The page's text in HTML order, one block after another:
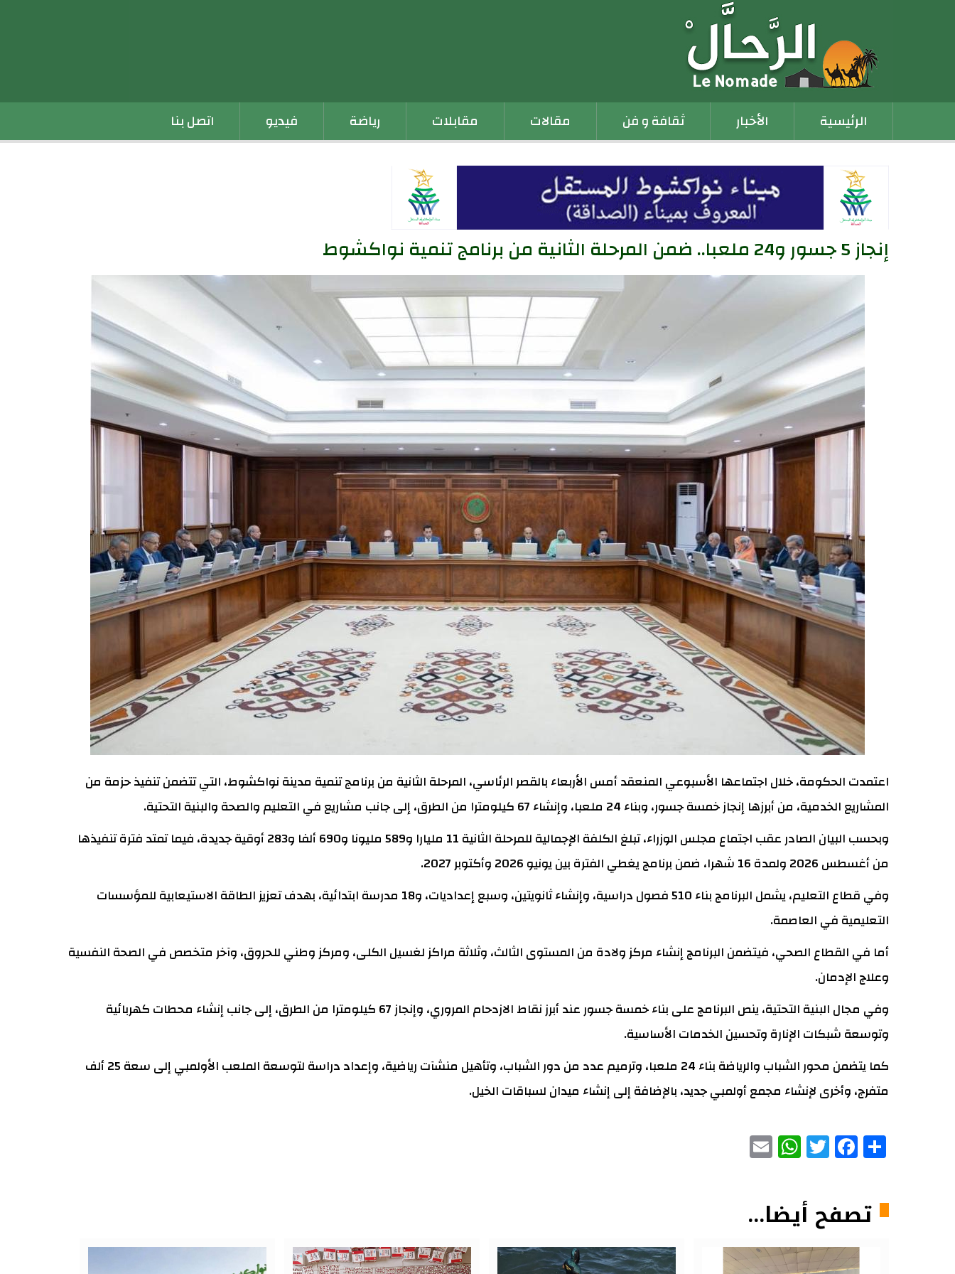
Main
navigation
الرئيسية الأخبار ثقافة و فن مقالات مقابلات رياضة فيديو اتصل بنا
إنجاز 5 جسور و24 ملعبا.. ضمن المرحلة الثانية من برنامج تنمية نواكشوط
اعتمدت الحكومة، خلال اجتماعها الأسبوعي المنعقد أمس الأربعاء بالقصر الرئاسي، المرحلة الثانية من برنامج تنمية مدينة نواكشوط، التي تتضمن تنفيذ حزمة من
المشاريع الخدمية، من أبرزها إنجاز خمسة جسور، وبناء 24 ملعبا، وإنشاء 67 كيلومترا من الطرق، إلى جانب مشاريع في التعليم والصحة والبنية التحتية.
وبحسب البيان الصادر عقب اجتماع مجلس الوزراء، تبلغ الكلفة الإجمالية للمرحلة الثانية 11 مليارا و589 مليونا و690 ألفا و283 أوقية جديدة، فيما تمتد فترة تنفيذها
من أغسطس 2026 ولمدة 16 شهرا، ضمن برنامج يغطي الفترة بين يونيو 2026 وأكتوبر 2027.
وفي قطاع التعليم، يشمل البرنامج بناء 510 فصول دراسية، وإنشاء ثانويتين، وسبع إعداديات، و18 مدرسة ابتدائية، بهدف تعزيز الطاقة الاستيعابية للمؤسسات
التعليمية في العاصمة.
أما في القطاع الصحي، فيتضمن البرنامج إنشاء مركز ولادة من المستوى الثالث، وثلاثة مراكز لغسيل الكلى، ومركز وطني للحروق، وآخر متخصص في الصحة النفسية
وعلاج الإدمان.
وفي مجال البنية التحتية، ينص البرنامج على بناء خمسة جسور عند أبرز نقاط الازدحام المروري، وإنجاز 67 كيلومترا من الطرق، إلى جانب إنشاء محطات كهربائية
وتوسعة شبكات الإنارة وتحسين الخدمات الأساسية.
كما يتضمن محور الشباب والرياضة بناء 24 ملعبا، وترميم عدد من دور الشباب، وتأهيل منشآت رياضية، وإعداد دراسة لتوسعة الملعب الأولمبي إلى سعة 25 ألف
متفرج، وأخرى لإنشاء مجمع أولمبي جديد، بالإضافة إلى إنشاء ميدان لسباقات الخيل.
Share
Facebook
Twitter
WhatsApp
تصفح أيضا...